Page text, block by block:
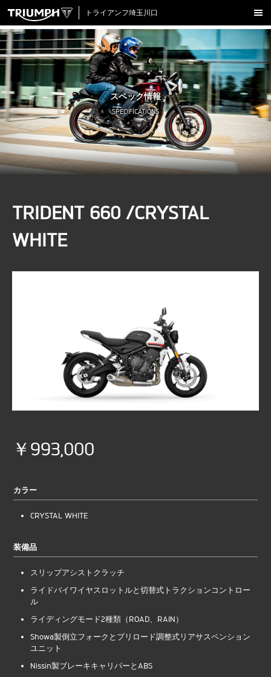
トライアンフ埼玉川口
試乗車一覧
認定中古車
アクセサリー
クロージング
アップデート
店舗情報
スペック情報
SPECIFICATIONS
TRIDENT 660 /CRYSTAL
WHITE
￥993,000
カラー
CRYSTAL WHITE
装備品
スリップアシストクラッチ
ライドバイワイヤスロットルと切替式トラクションコントロー
ル
ライディングモード2種類（ROAD、RAIN）
Showa製倒立フォークとプリロード調整式リアサスペンション
ユニット
Nissin製ブレーキキャリパーとABS